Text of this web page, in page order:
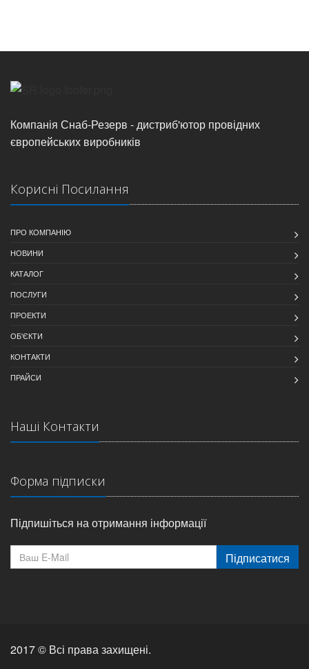
Компанія Снаб-Резерв - дистриб'ютор провідних
європейських виробників
Корисні Посилання
ПРО КОМПАНІЮ
НОВИНИ
КАТАЛОГ
ПОСЛУГИ
ПРОЕКТИ
ОБ'ЄКТИ
КОНТАКТИ
ПРАЙСИ
Наші Контакти
Форма підписки
Підпишіться на отримання інформації
Підписатися
2017 © Всі права захищені.